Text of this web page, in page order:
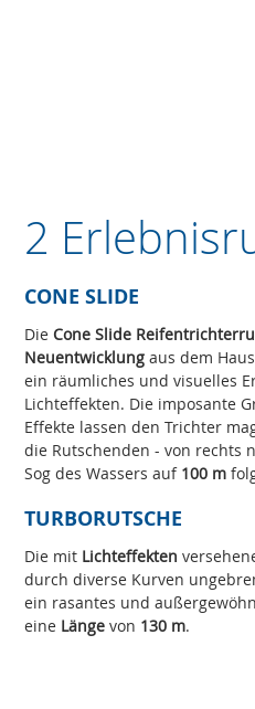
2
CONE SLIDE
DieCone Slide
Neuentwicklung aus dem
ein räumliches und visuelles
Lichteffekten. Die imposante
Effekte lassen den Trichter
die Rutschenden - von rechts
Sog des Wassers auf 100 m
TURBORUTSCHE
Die mit Lichteffekten
durch diverse Kurven
ein rasantes und
eine Länge von 130 m.